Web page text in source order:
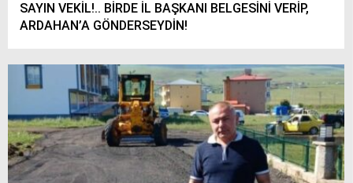
SAYIN VEKİL!.. BİRDE İL BAŞKANI BELGESİNİ VERİP,
ARDAHAN’A GÖNDERSEYDİN!